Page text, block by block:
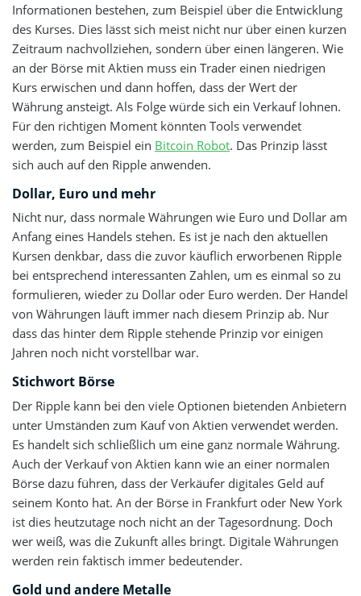
Informationen bestehen, zum Beispiel über die Entwicklung
des Kurses. Dies lässt sich meist nicht nur über einen kurzen
Zeitraum nachvollziehen, sondern über einen längeren. Wie
an der Börse mit Aktien muss ein Trader einen niedrigen
Kurs erwischen und dann hoffen, dass der Wert der
Währung ansteigt. Als Folge würde sich ein Verkauf lohnen.
Für den richtigen Moment könnten Tools verwendet
werden, zum Beispiel ein Bitcoin Robot. Das Prinzip lässt
sich auch auf den Ripple anwenden.
Dollar, Euro und mehr
Nicht nur, dass normale Währungen wie Euro und Dollar am
Anfang eines Handels stehen. Es ist je nach den aktuellen
Kursen denkbar, dass die zuvor käuflich erworbenen Ripple
bei entsprechend interessanten Zahlen, um es einmal so zu
formulieren, wieder zu Dollar oder Euro werden. Der Handel
von Währungen läuft immer nach diesem Prinzip ab. Nur
dass das hinter dem Ripple stehende Prinzip vor einigen
Jahren noch nicht vorstellbar war.
Stichwort Börse
Der Ripple kann bei den viele Optionen bietenden Anbietern
unter Umständen zum Kauf von Aktien verwendet werden.
Es handelt sich schließlich um eine ganz normale Währung.
Auch der Verkauf von Aktien kann wie an einer normalen
Börse dazu führen, dass der Verkäufer digitales Geld auf
seinem Konto hat. An der Börse in Frankfurt oder New York
ist dies heutzutage noch nicht an der Tagesordnung. Doch
wer weiß, was die Zukunft alles bringt. Digitale Währungen
werden rein faktisch immer bedeutender.
Gold und andere Metalle